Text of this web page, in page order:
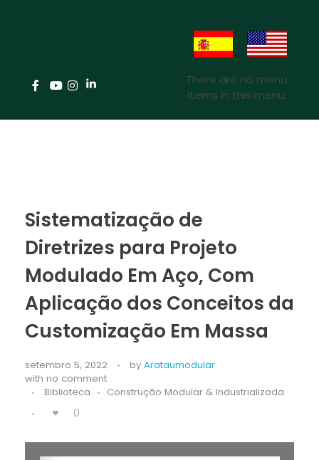
There are no menu
items in this menu.
Sistematização de
Diretrizes para Projeto
Modulado Em Aço, Com
Aplicação dos Conceitos da
Customização Em Massa
setembro 5, 2022 by Arataumodular
with no comment
Biblioteca
Construção Modular & Industrializada
0